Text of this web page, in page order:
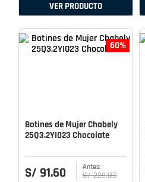
VER PRODUCTO
60%
Botines de Mujer Chabely
25Q3.2YI023 Chocolate
S/ 91.60 S/ 229.00